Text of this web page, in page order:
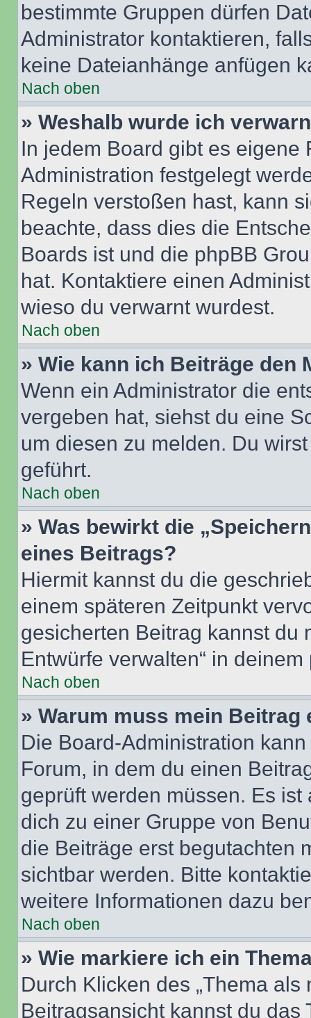
bestimmte Gruppen dürfen
Administrator kontaktieren,
keine Dateianhänge anfügen
Nach oben
» Weshalb wurde ich
In jedem Board gibt es
Administration festgelegt
Regeln verstoßen hast, kann
beachte, dass dies die
Boards ist und die phpBB
hat. Kontaktiere einen
wieso du verwarnt wurdest.
Nach oben
» Wie kann ich Beiträge den
Wenn ein Administrator die
vergeben hat, siehst du eine
um diesen zu melden. Du
geführt.
Nach oben
» Was bewirkt die
eines Beitrags?
Hiermit kannst du die
einem späteren Zeitpunkt
gesicherten Beitrag kannst du
Entwürfe verwalten“ in
Nach oben
» Warum muss mein
Die Board-Administration
Forum, in dem du einen
geprüft werden müssen. Es
dich zu einer Gruppe von
die Beiträge erst begutachten
sichtbar werden. Bitte
weitere Informationen dazu
Nach oben
» Wie markiere ich ein
Durch Klicken des „Thema
Beitragsansicht kannst du